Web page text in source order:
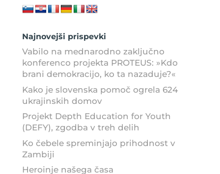
Najnovejši prispevki
Vabilo na mednarodno zaključno
konferenco projekta PROTEUS: »Kdo
brani demokracijo, ko ta nazaduje?«
Kako je slovenska pomoč ogrela 624
ukrajinskih domov
Projekt Depth Education for Youth
(DEFY), zgodba v treh delih
Ko čebele spreminjajo prihodnost v
Zambiji
Heroinje našega časa